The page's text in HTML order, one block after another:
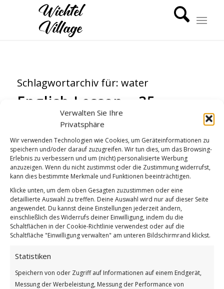
Verwalten Sie Ihre
Privatsphäre
Wir verwenden Technologien wie Cookies, um Geräteinformationen zu
speichern und/oder darauf zuzugreifen. Wir tun dies, um das Browsing-
Erlebnis zu verbessern und um (nicht) personalisierte Werbung
anzuzeigen. Wenn du nicht zustimmst oder die Zustimmung widerrufst,
kann dies bestimmte Merkmale und Funktionen beeinträchtigen.
Klicke unten, um dem oben Gesagten zuzustimmen oder eine
detaillierte Auswahl zu treffen. Deine Auswahl wird nur auf dieser Seite
angewendet. Du kannst deine Einstellungen jederzeit ändern,
einschließlich des Widerrufs deiner Einwilligung, indem du die
Schaltflächen in der Cookie-Richtlinie verwendest oder auf die
Schaltfläche "Einwilligung verwalten" am unteren Bildschirmrand klickst.
Statistiken
Speichern von oder Zugriff auf Informationen auf einem Endgerät,
Messung der Werbeleistung, Messung der Performance von
Schlagwortarchiv für: water
English Lesson – 35
ENGLISH LESSONS
nicht genug trinken. Stell dir vor …
Weiterlesen